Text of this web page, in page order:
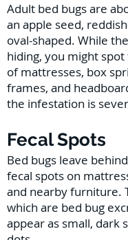
Adult bed bugs are
an apple seed,
oval-shaped. While
hiding, you might
of mattresses, box
frames, and
the infestation is
Fecal Spots
Bed bugs leave
fecal spots on
and nearby furniture.
which are bed bug
appear as small, dark